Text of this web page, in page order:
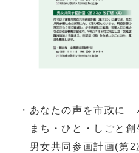
・あなたの声を市政に
まち・ひと・しごと創
男女共同参画計画(第2